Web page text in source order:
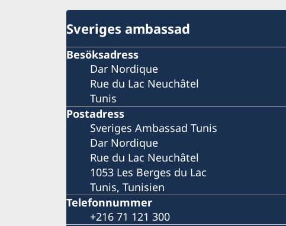
Sveriges ambassad
Besöksadress
Dar Nordique
Rue du Lac Neuchâtel
Tunis
Postadress
Sveriges Ambassad Tunis
Dar Nordique
Rue du Lac Neuchâtel
1053 Les Berges du Lac
Tunis, Tunisien
Telefonnummer
+216 71 121 300